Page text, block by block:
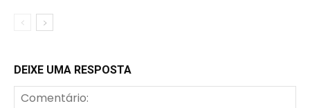
DEIXE UMA RESPOSTA